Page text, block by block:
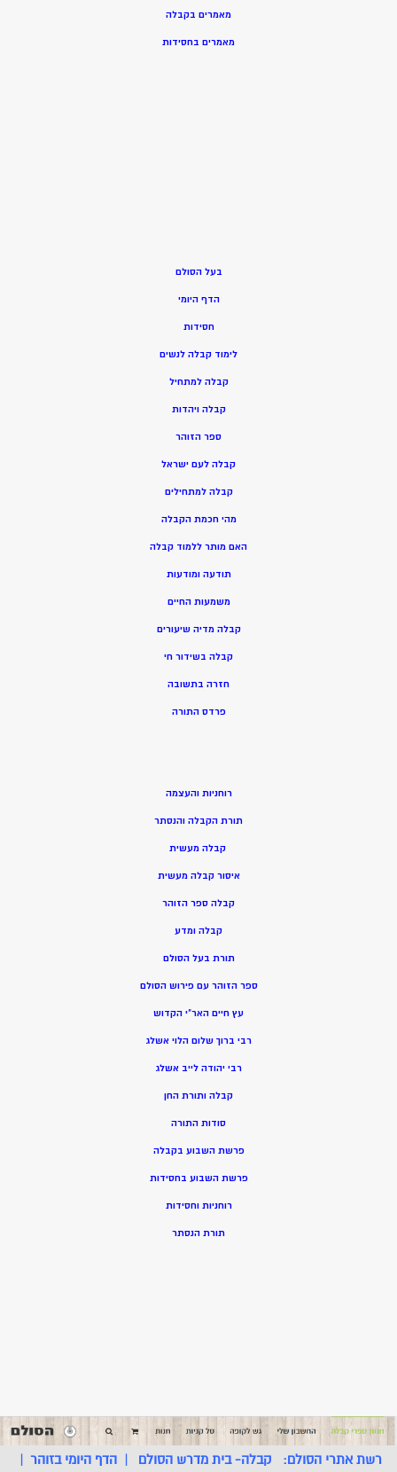
מאמרים בקבלה
מאמרים בחסידות
בעל הסולם
הדף היומי
חסידות
לימוד קבלה לנשים
קבלה למתחיל
קבלה ויהדות
ספר הזוהר
קבלה לעם ישראל
קבלה למתחילים
מהי חכמת הקבלה
האם מותר ללמוד קבלה
תודעה ומודעות
משמעות החיים
קבלה מדיה שיעורים
קבלה בשידור חי
חזרה בתשובה
פרדס התורה
רוחניות והעצמה
תורת הקבלה והנסתר
קבלה מעשית
איסור קבלה מעשית
קבלה ספר הזוהר
קבלה ומדע
תורת בעל הסולם
ספר הזוהר עם פירוש הסולם
עץ חיים האר”י הקדוש
רבי ברוך שלום הלוי אשלג
רבי יהודה לייב אשלג
קבלה ותורת החן
סודות התורה
פרשת השבוע בקבלה
פרשת השבוע בחסידות
רוחניות וחסידות
תורת הנסתר
רשת אתרי הסולם: קבלה- בית מדרש הסולם |הדף היומי בזוהר |